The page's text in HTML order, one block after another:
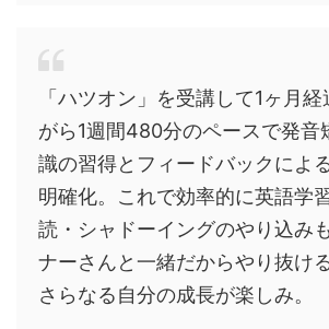
「ハツオン」を受講して1ヶ月
がら1週間480分のペースで発音
識の習得とフィードバックによ
明確化。これで効率的に英語学
読・シャドーイングのやり込み
ナーさんと一緒だからやり抜け
さらなる自分の成長が楽しみ。